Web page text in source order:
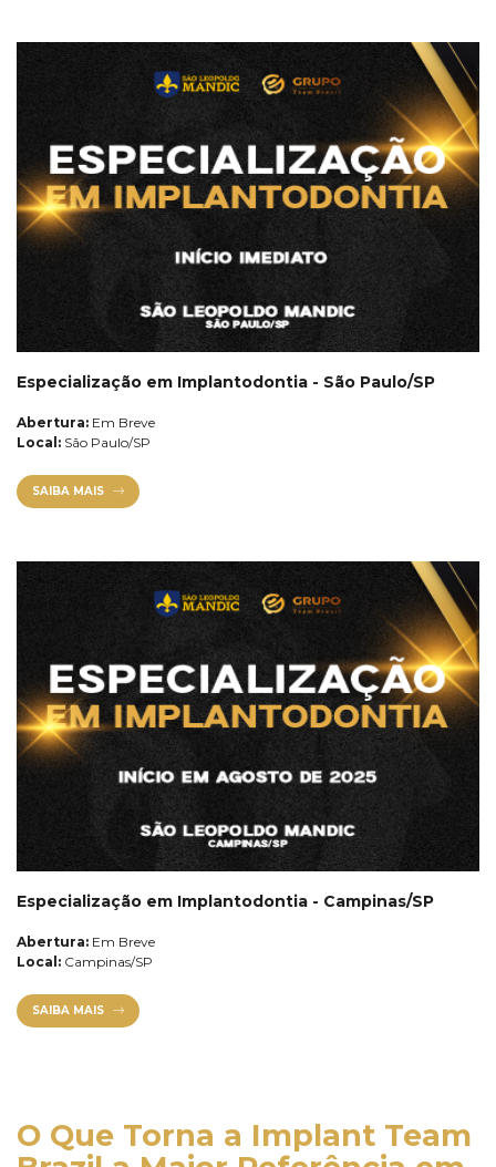
Aprimore suas habilidades com a
IMPLANTODONTIA
Especialização em Implantodontia - São Paulo/SP
Abertura: Em Breve
Local: São Paulo/SP
SAIBA MAIS
Especialização em Implantodontia - Campinas/SP
Abertura: Em Breve
Local: Campinas/SP
SAIBA MAIS
O Que Torna a Implant Team